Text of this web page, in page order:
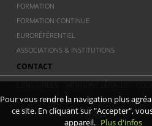
FORMATION
FORMATION CONTINUE
EURORÉFÉRENTIEL
ASSOCIATIONS & INSTITUTIONS
CONTACT
© 2011 ABD BVD - Association Belge
mise à jour Octobre 2016 -
Pour vous rendre la navigation plus
ce site. En cliquant sur "Accepter",
appareil. Plus d'infos